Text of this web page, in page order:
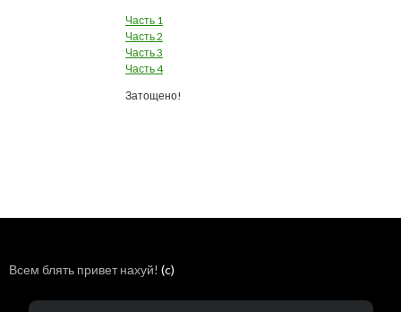
Часть 1
Часть 2
Часть 3
Часть 4
Затощено!
Всем блять привет нахуй! (c)